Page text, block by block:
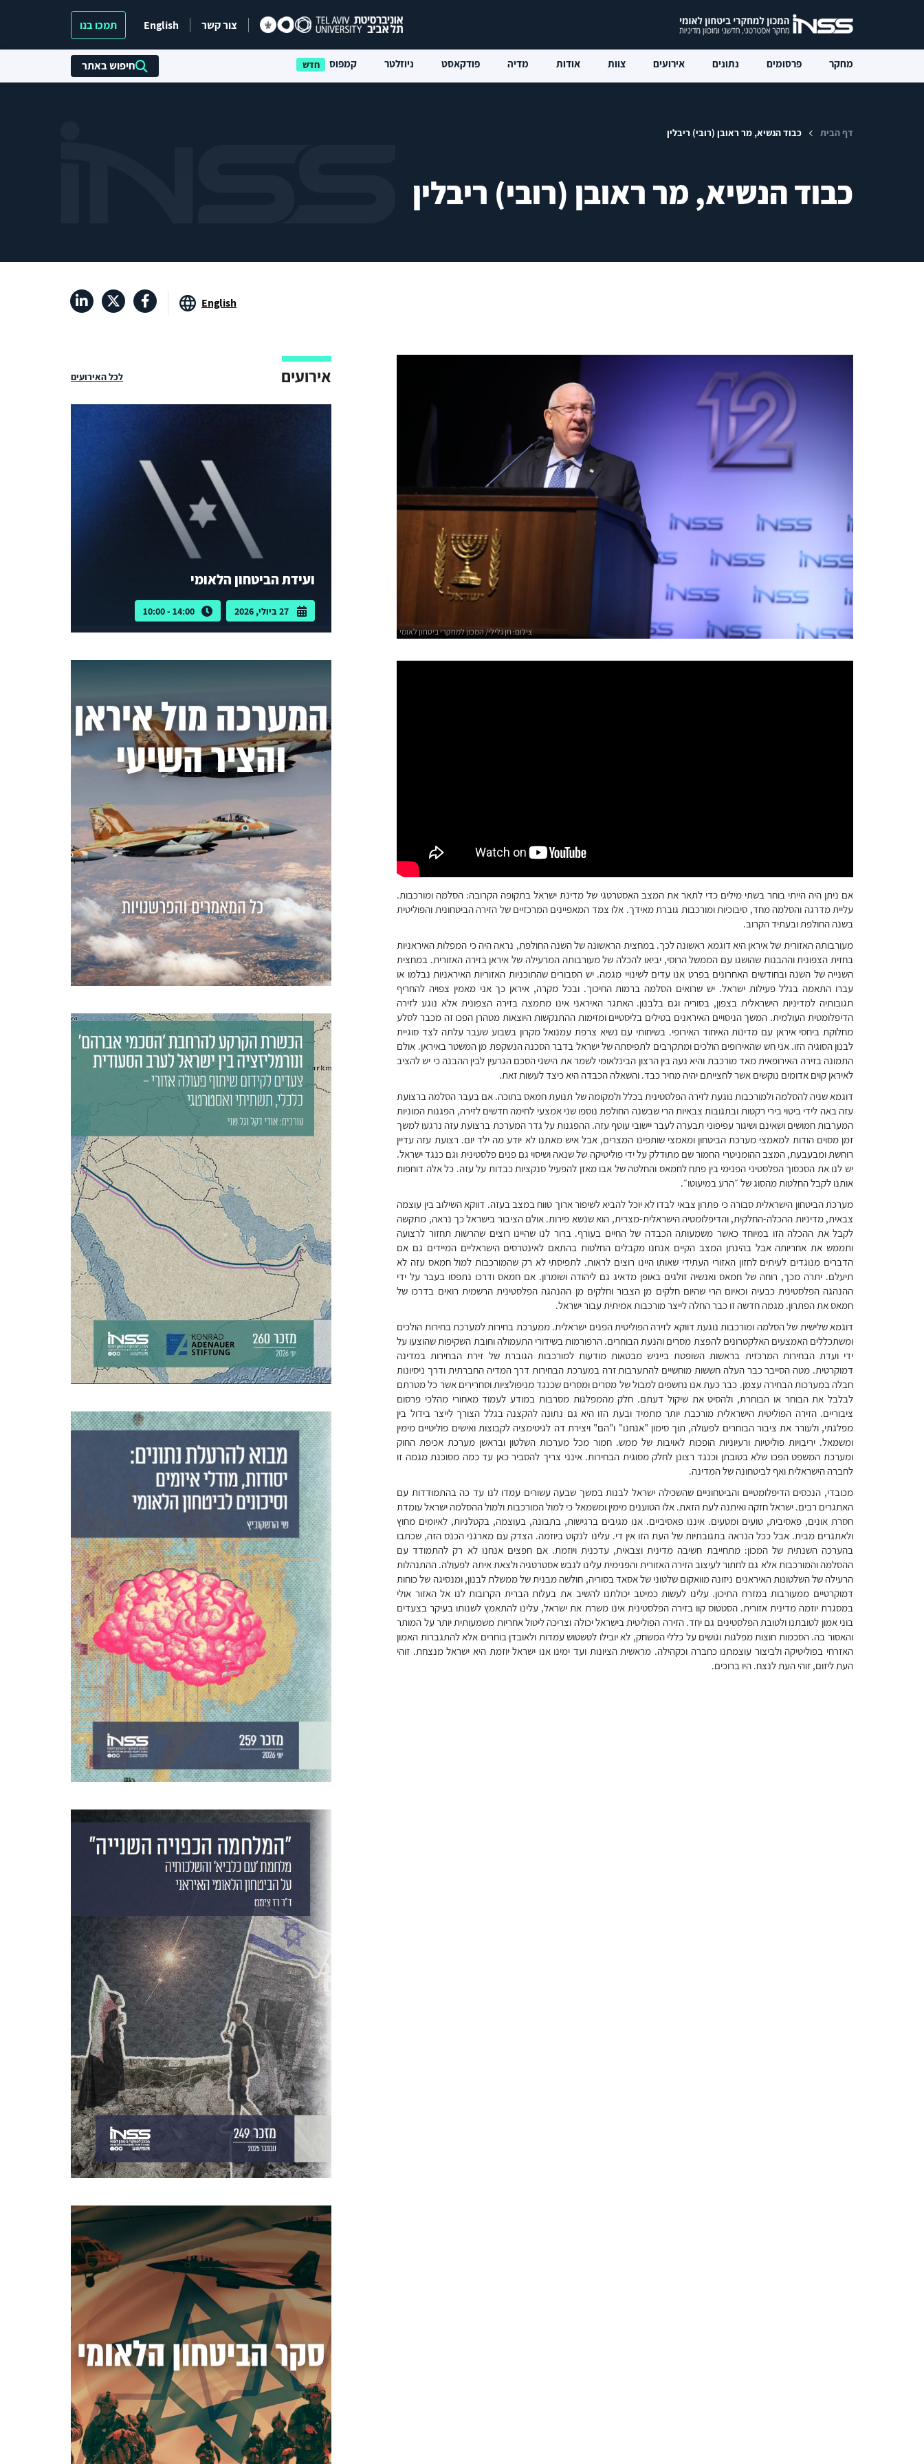
צור קשר English תמכו בנו
מחקר פרסומים נתונים אירועים צוות אודות מדיה פודקאסט ניוזלטר קמפוס חיפוש באתר
דף הבית כבוד הנשיא, מר ראובן (רובי) ריבלין
כבוד הנשיא, מר ראובן (רובי) ריבלין
English
אם ניתן היה הייתי בוחר בשתי מילים כדי לתאר את המצב האסטרטגי של מדינת ישראל בתקופה הקרובה: הסלמה ומורכבות.
עליית מדרגה והסלמה מחד, סיבוכיות ומורכבות גוברת מאידך. אלו צמד המאפיינים המרכזיים של הזירה הביטחונית והפוליטית
בשנה החולפת ובעתיד הקרוב.
מעורבותה האזורית של איראן היא דוגמא ראשונה לכך. במחצית הראשונה של השנה החולפת, נראה היה כי המפלות האיראניות
בחזית הצפונית וההבנות שהושגו עם הממשל הרוסי, יביאו להכלה של מעורבותה המרעילה של איראן בזירה האזורית. במחצית
השנייה של השנה ובחודשים האחרונים בפרט אנו עדים לשינויי מגמה. יש הסבורים שהתוכניות האזוריות האיראניות נבלמו או
עברו התאמה בגלל פעילות ישראל. יש שרואים הסלמה ברמות החיכוך. ובכל מקרה, איראן כך אני מאמין צפויה להחריף
תגובותיה למדיניות הישראלית בצפון, בסוריה וגם בלבנון. האתגר האיראני אינו מתמצה בזירה הצפונית אלא נוגע לזירה
הדיפלומטית העולמית. המשך הניסויים האיראנים בטילים בליסטיים ומזימות ההתנקשות היוצאות מטהרן הפכו זה מכבר לסלע
מחלוקת ביחסי איראן עם מדינות האיחוד האירופי. בשיחותי עם נשיא צרפת עמנואל מקרון בשבוע שעבר עלתה לצד סוגיית
לבנון הסוגיה הזו. אני חש שהאירופים הולכים ומתקרבים לתפיסתה של ישראל בדבר הסכנה הנשקפת מן המשטר באיראן. אולם
התמונה בזירה האירופאית מאד מורכבת והיא נעה בין הרצון הבינלאומי לשמר את הישגי הסכם הגרעין לבין ההבנה כי יש להציב
לאיראן קוים אדומים נוקשים אשר לחצייתם יהיה מחיר כבד. והשאלה הכבדה היא כיצד לעשות זאת.
דוגמא שניה להסלמה ולמורכבות נוגעת לזירה הפלסטינית בכלל ולמקומה של תנועת חמאס בתוכה. אם בעבר הסלמה ברצועת
עזה באה לידי ביטוי בירי רקטות ובתגובות צבאיות הרי שבשנה החולפת נוספו שני אמצעי לחימה חדשים לזירה, הפגנות המוניות
המערבות חמושים ושאינם ושיגור עפיפוני תבערה לעבר יישובי עוטף עזה. ההפגנות על גדר המערכת ברצועת עזה נרגעו למשך
זמן מסוים הודות למאמצי מערכת הביטחון ומאמצי שותפינו המצרים, אבל איש מאתנו לא יודע מה ילד יום. רצועת עזה עדיין
רוחשת ומבעבעת, המצב ההומניטרי החמור שם מתודלק על ידי פוליטיקה של שנאה ושיסוי גם פנים פלסטינית וגם כנגד ישראל.
יש לנו את הסכסוך הפלסטיני הפנימי בין פתח לחמאס והחלטה של אבו מאזן להפעיל סנקציות כבדות על עזה. כל אלה דוחפות
אותנו לקבל החלטות מהסוג של ״הרע במיעוטו״.
מערכת הביטחון הישראלית סבורה כי פתרון צבאי לבדו לא יוכל להביא לשיפור ארוך טווח במצב בעזה. דווקא השילוב בין עוצמה
צבאית, מדיניות ההכלה-החלקית, והדיפלומטיה הישראלית-מצרית, הוא שנשא פירות. אולם הציבור בישראל כך נראה, מתקשה
לקבל את ההכלה הזו במיוחד כאשר משמעותה הכבדה של החיים בעורף. ברור לנו שהיינו רוצים שהרשות תחזור לרצועה
ותממש את אחריותה אבל בהינתן המצב הקיים אנחנו מקבלים החלטות בהתאם לאינטרסים הישראליים המיידים גם אם
הדברים מנוגדים לעיתים לחזון האזורי העתידי שאותו היינו רוצים לראות. לתפיסתי לא רק שהמורכבות למול חמאס עזה לא
תיעלם. יתרה מכך, רוחה של חמאס ואנשיה זולגים באופן מדאיג גם ליהודה ושומרון. אם חמאס ודרכו נתפסו בעבר על ידי
ההנהגה הפלסטינית כבעיה וכאיום הרי שהיום חלקים מן הצבור וחלקים מן ההנהגה הפלסטינית הרשמית רואים בדרכו של
חמאס את הפתרון. מגמה חדשה זו כבר החלה לייצר מורכבות אמיתית עבור ישראל.
דוגמא שלישית של הסלמה ומורכבות נוגעת דווקא לזירה הפוליטית הפנים ישראלית. ממערכת בחירות למערכת בחירות הולכים
ומשתכללים האמצעים האלקטרונים להפצת מסרים והנעת הבוחרים. הרפורמות בשידורי התעמולה וחובת השקיפות שהוצעו על
ידי ועדת הבחירות המרכזית בראשות השופטת בייניש מבטאות מודעות למורכבות הגוברת של זירת הבחירות במדינה
דמוקרטית. מטה הסייבר כבר העלה חששות מוחשיים להתערבות זרה במערכת הבחירות דרך המדיה החברתית ודרך ניסיונות
חבלה במערכות הבחירה עצמן. כבר כעת אנו נחשפים למבול של מסרים ומסרים שכנגד מניפולציות וסחרירים אשר כל מטרתם
לבלבל את הבוחר או הבוחרת, ולהסיט את שיקול דעתם. חלק מהמפלגות מסרבות במודע לעמוד מאחורי מהלכי פרסום
ציבוריים. הזירה הפוליטית הישראלית מורכבת יותר מתמיד ובעת הזו היא גם נתונה להקצנה בגלל הצורך לייצר בידול בין
מפלגתי, ולעורר את ציבור הבוחרים לפעולה, תוך סימון "אנחנו" ו"הם" ויצירת דה לגיטימציה לקבוצות ואישים פוליטיים מימין
ומשמאל. יריבויות פוליטיות ורעיוניות הופכות לאויבות של ממש. חמור מכל מערכות השלטון ובראשן מערכת אכיפת החוק
ומערכת המשפט הפכו שלא בטובתן וכנגד רצונן לחלק מסוגית הבחירות. אינני צריך להסביר כאן עד כמה מסוכנת מגמה זו
לחברה הישראלית ואף לביטחונה של המדינה.
מכובדי, הנכסים הדיפלומטיים והביטחוניים שהשכילה ישראל לבנות במשך שבעה עשורים עמדו לנו עד כה בהתמודדות עם
האתגרים רבים. ישראל חזקה ואיתנה לעת הזאת. אלו הטוענים מימין ומשמאל כי למול המורכבות ולמול ההסלמה ישראל עומדת
חסרת אונים, פאסיבית, טועים ומטעים. איננו פאסיביים. אנו מגיבים ברגישות, בתבונה, בעוצמה, בקטלניות, לאיומים מחוץ
ולאתגרים מבית. אבל ככל הנראה בתגובתיות של העת הזו אין די. עלינו לנקוט ביוזמה. הצדק עם מארגני הכנס הזה, שכתבו
בהערכה השנתית של המכון: מתחייבת חשיבה מדינית וצבאית, עדכנית ויוזמת. אם חפצים אנחנו לא רק להתמודד עם
ההסלמה והמורכבות אלא גם לחתור לעיצוב הזירה האזורית והפנימית עלינו לגבש אסטרטגיה ולצאת איתה לפעולה. ההתנהלות
הרעילה של השלטונות האיראנים ניזונה מוואקום שלטוני של אסאד בסוריה, חולשה מבנית של ממשלת לבנון, ומנסיגה של כוחות
דמוקרטיים ממעורבות במזרח התיכון. עלינו לעשות כמיטב יכולתנו להשיב את בעלות הברית הקרובות לנו אל האזור אולי
במסגרת יוזמה מדינית אזורית. הסטטוס קוו בזירה הפלסטינית אינו משרת את ישראל, עלינו להתאמץ לשנותו בעיקר בצעדים
בוני אמון לטובתנו ולטובת הפלסטינים גם יחד. הזירה הפוליטית בישראל יכולה וצריכה ליטול אחריות משמעותית יותר על המותר
והאסור בה. הסכמות חוצות מפלגות וגושים על כללי המשחק, לא יובילו לטשטוש עמדות ולאובדן בוחרים אלא להתגברות האמון
האזרחי בפוליטיקה ולביצור עוצמתנו כחברה וכקהילה. מראשית הציונות ועד ימינו אנו ישראל יוזמת היא ישראל מנצחת. זוהי
העת ליזום, זוהי העת לנצח. היו ברוכים.
אירועים לכל האירועים
ועידת הביטחון הלאומי
27 ביולי, 2026 14:00 - 10:00